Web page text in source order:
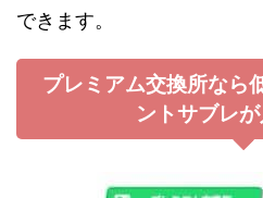
できます。
プレミアム交換所なら
ントサブレ